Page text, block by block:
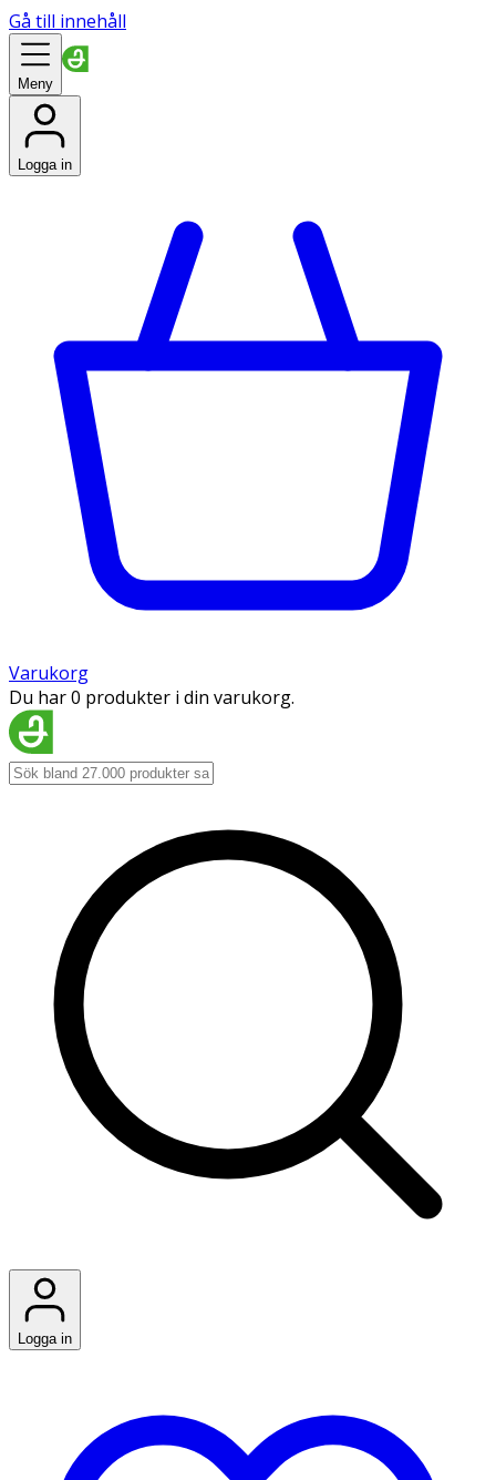
Gå till innehåll
Meny
Logga in
Varukorg
Du har 0 produkter i din varukorg.
Logga in